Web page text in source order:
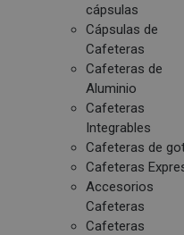
cápsulas
Cápsulas de
Cafeteras
Cafeteras de
Aluminio
Cafeteras
Integrables
Cafeteras de
Cafeteras
Accesorios
Cafeteras
Cafeteras